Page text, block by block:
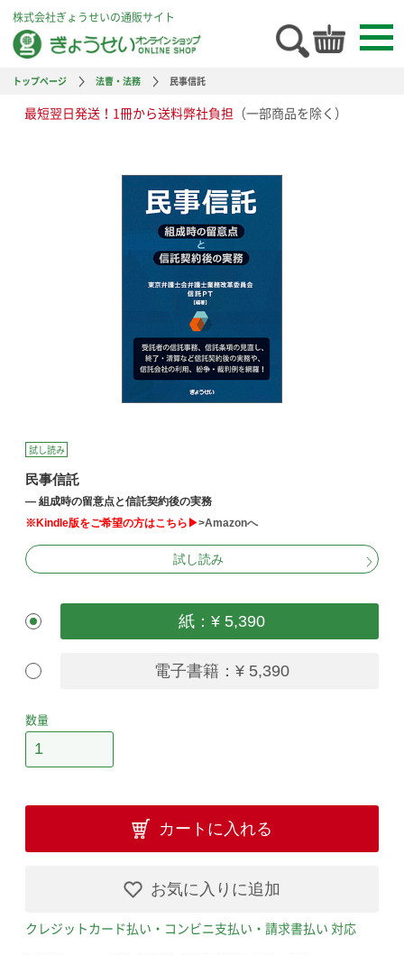
株式会社ぎょうせいの通販サイト
トップページ 法曹・法務 民事信託
最短翌日発送！1冊から送料弊社負担 （一部商品を除く）
試し読み
民事信託
― 組成時の留意点と信託契約後の実務
※Kindle版をご希望の方はこちら▶>Amazonへ
試し読み
紙：¥ 5,390
電子書籍：¥ 5,390
数量
カートに入れる
お気に入りに追加
クレジットカード払い・コンビニ支払い・請求書払い 対応